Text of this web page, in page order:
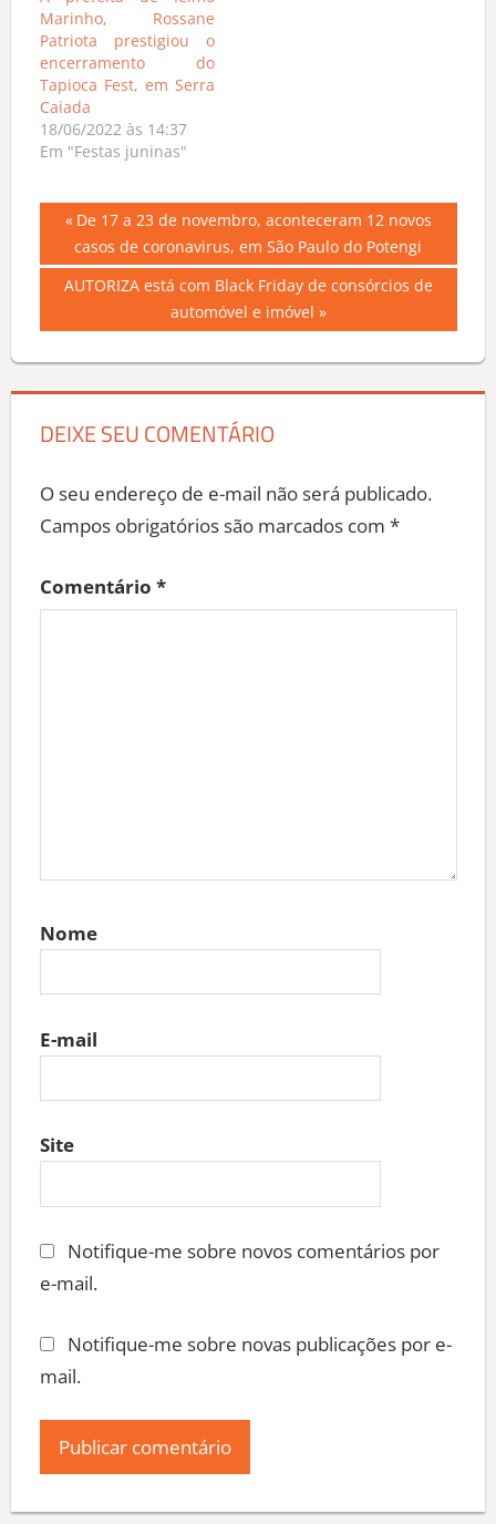
Marinho, Rossane
Patriota prestigiou o
encerramento do
Tapioca Fest, em Serra
Caiada
18/06/2022 às 14:37
Em "Festas juninas"
Navegação
de
Previous
Post:
De 17 a 23 de novembro, aconteceram 12 novos
casos de coronavirus, em São Paulo do Potengi
Next
AUTORIZA está com Black Friday de consórcios de
automóvel e imóvel
DEIXE SEU COMENTÁRIO
O seu endereço de e-mail não será publicado.
Campos obrigatórios são marcados com *
Comentário *
Nome
E-mail
Site
Notifique-me sobre novos comentários por
e-mail.
Notifique-me sobre novas publicações por e-
mail.